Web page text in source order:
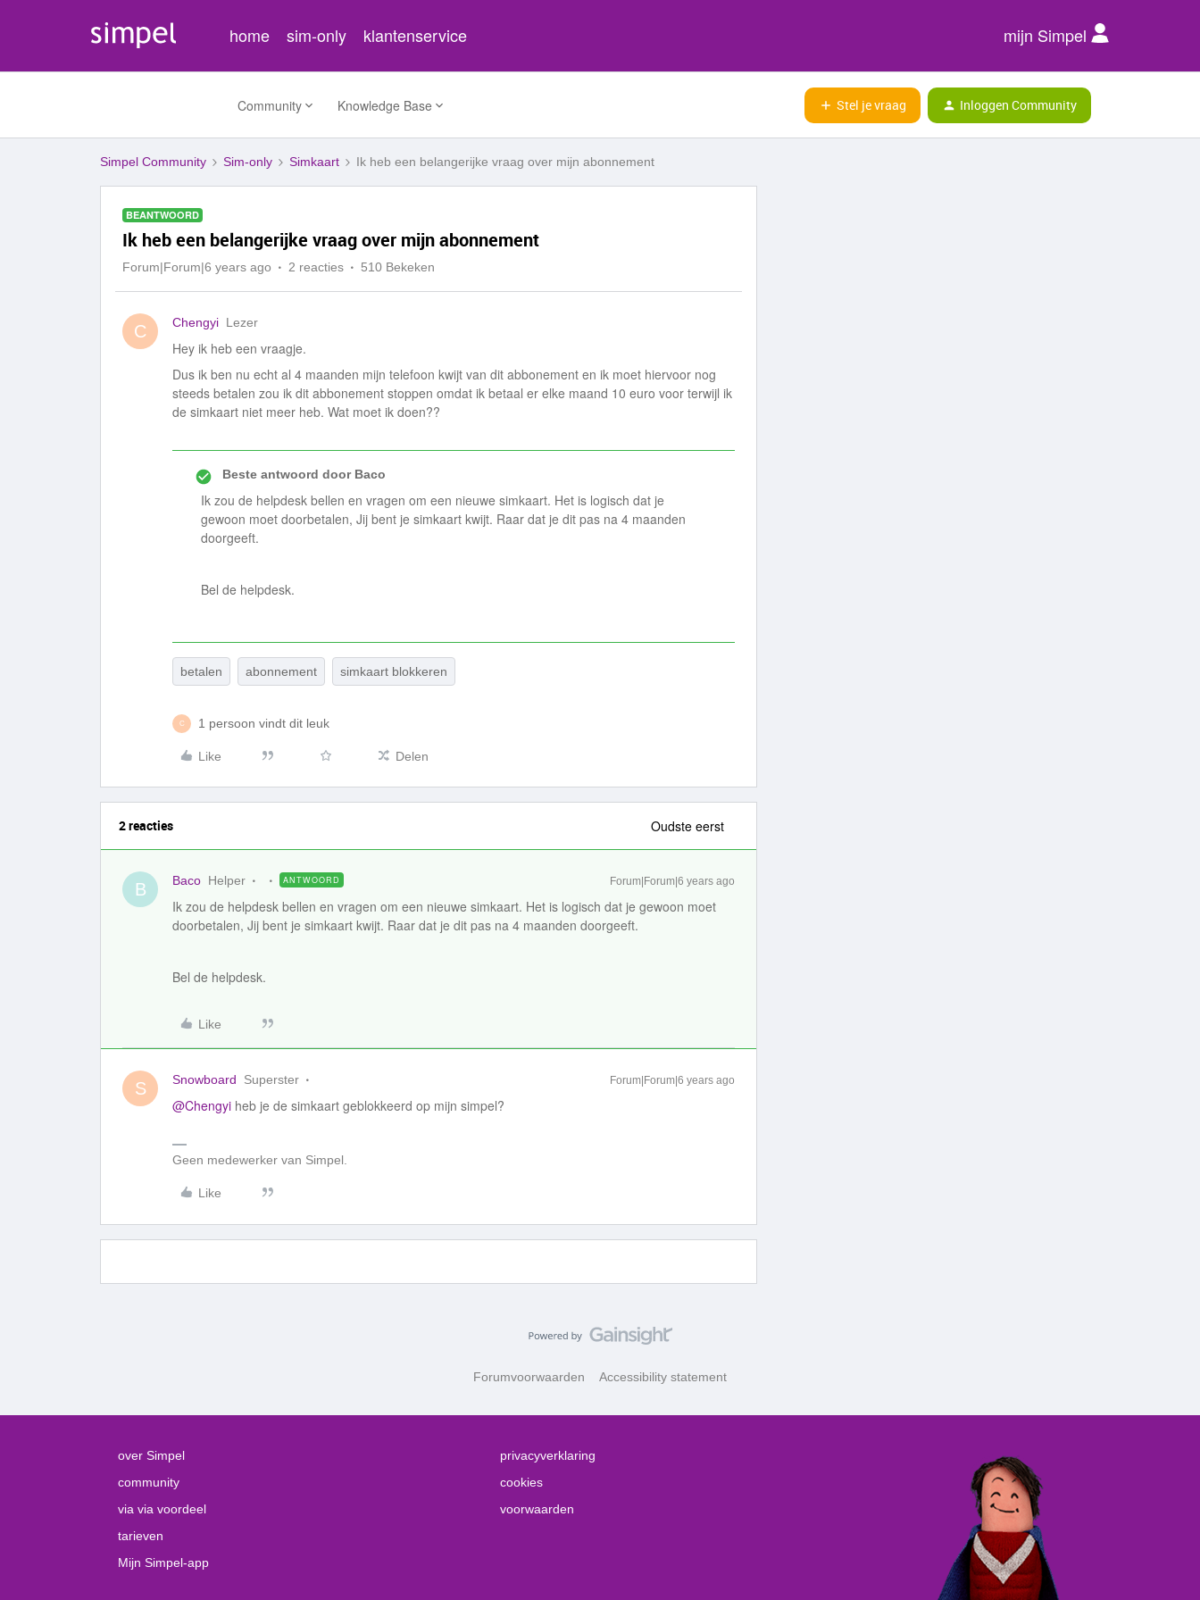
home sim-only klantenservice mijn Simpel
Community Knowledge Base Stel je vraag Inloggen Community
Simpel Community Sim-only Simkaart Ik heb een belangerijke vraag over mijn abonnement
BEANTWOORD
Ik heb een belangerijke vraag over mijn abonnement
Forum|Forum|6 years ago 2 reacties 510 Bekeken
C Chengyi Lezer
Hey ik heb een vraagje.
Dus ik ben nu echt al 4 maanden mijn telefoon kwijt van dit abbonement en ik moet hiervoor nog
steeds betalen zou ik dit abbonement stoppen omdat ik betaal er elke maand 10 euro voor terwijl ik
de simkaart niet meer heb. Wat moet ik doen??
Beste antwoord doorBaco
Ik zou de helpdesk bellen en vragen om een nieuwe simkaart. Het is logisch dat je
gewoon moet doorbetalen, Jij bent je simkaart kwijt. Raar dat je dit pas na 4 maanden
doorgeeft.
Bel de helpdesk.
betalen abonnement simkaart blokkeren
C 1 persoon vindt dit leuk
Like Delen
2 reacties Oudste eerst
B Baco Helper ANTWOORD Forum|Forum|6 years ago
Ik zou de helpdesk bellen en vragen om een nieuwe simkaart. Het is logisch dat je gewoon moet
doorbetalen, Jij bent je simkaart kwijt. Raar dat je dit pas na 4 maanden doorgeeft.
Bel de helpdesk.
Like
S Snowboard Superster Forum|Forum|6 years ago
@Chengyi heb je de simkaart geblokkeerd op mijn simpel?
Geen medewerker van Simpel.
Like
Forumvoorwaarden Accessibility statement
over Simpel
community
via via voordeel
tarieven
Mijn Simpel-app
privacyverklaring
cookies
voorwaarden